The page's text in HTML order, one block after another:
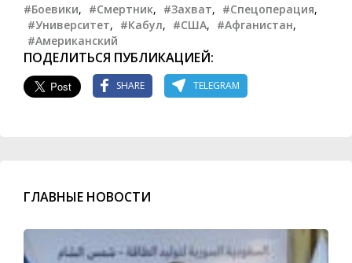
#Боевики, #Смертник, #Захват, #Спецоперация,
#Университет, #Кабул, #США, #Афганистан,
#Американский
ПОДЕЛИТЬСЯ ПУБЛИКАЦИЕЙ:
SHARE TELEGRAM
ГЛАВНЫЕ НОВОСТИ